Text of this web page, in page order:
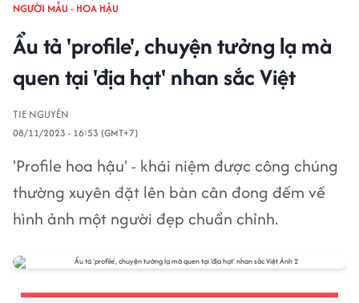
NGƯỜI MẪU - HOA HẬU
Ẩu tả 'profile', chuyện tưởng lạ mà
quen tại 'địa hạt' nhan sắc Việt
TIE NGUYÊN
08/11/2023 - 16:53 (GMT+7)
'Profile hoa hậu' - khái niệm được công chúng
thường xuyên đặt lên bàn cân đong đếm về
hình ảnh một người đẹp chuẩn chỉnh.